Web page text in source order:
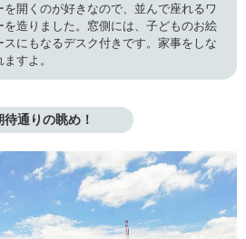
を開くのが好きなので、並んで座れるワ
を造りました。窓側には、子どものお絵
スにもなるデスク付きです。家事をしな
すよ。
待通りの眺め！